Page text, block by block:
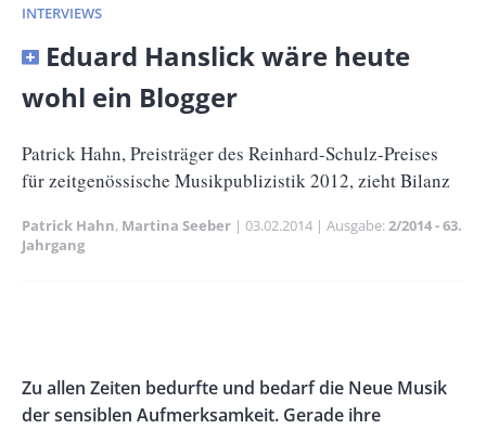
INTERVIEWS
Banner
Size
Eduard Hanslick wäre heute
wohl ein Blogger
Untertitel
Patrick Hahn, Preisträger des Reinhard-Schulz-Preises
für zeitgenössische Musikpublizistik 2012, zieht Bilanz
Patrick Hahn Martina Seeber Publikationsdatum
03.02.2014 Ausgabe 2/2014 - 63.
Jahrgang
Rectangle
Right
Body
Zu allen Zeiten bedurfte und bedarf die Neue Musik
der sensiblen Aufmerksamkeit. Gerade ihre